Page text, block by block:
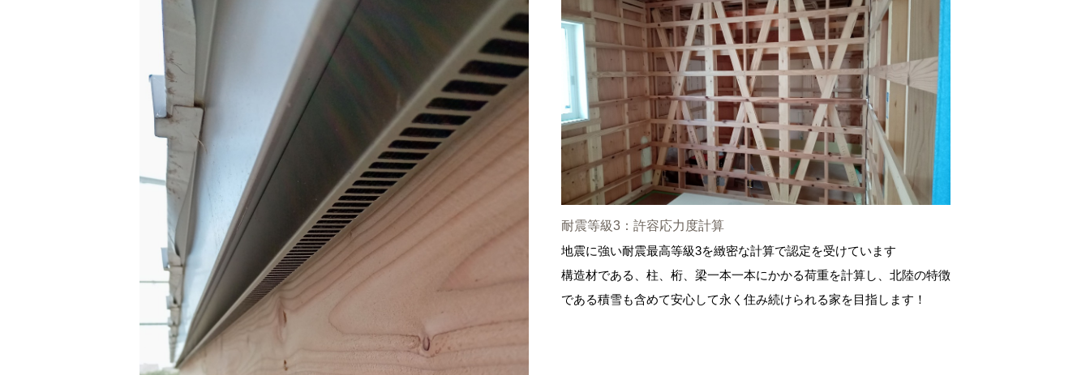
耐震等級3：許容応力度計算
地震に強い耐震最高等級3を緻密な計算で認定を受けています
構造材である、柱、桁、梁一本一本にかかる荷重を計算し、北陸の特徴
である積雪も含めて安心して永く住み続けられる家を目指します！